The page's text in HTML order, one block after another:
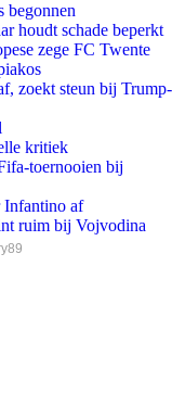
begonnen
houdt schade beperkt
zege FC Twente
zoekt steun bij Trump-
kritiek
toernooien bij
af
ruim bij Vojvodina